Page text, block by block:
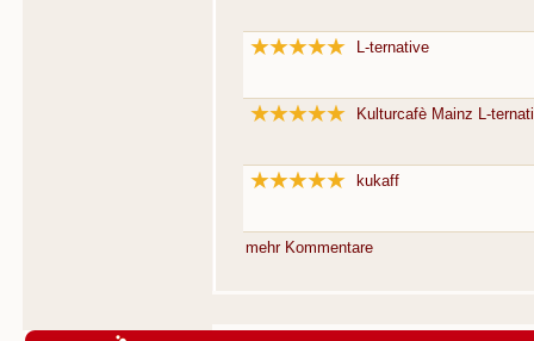
L-ternative
Kulturcafè Mainz L-
kukaff
mehr Kommentare